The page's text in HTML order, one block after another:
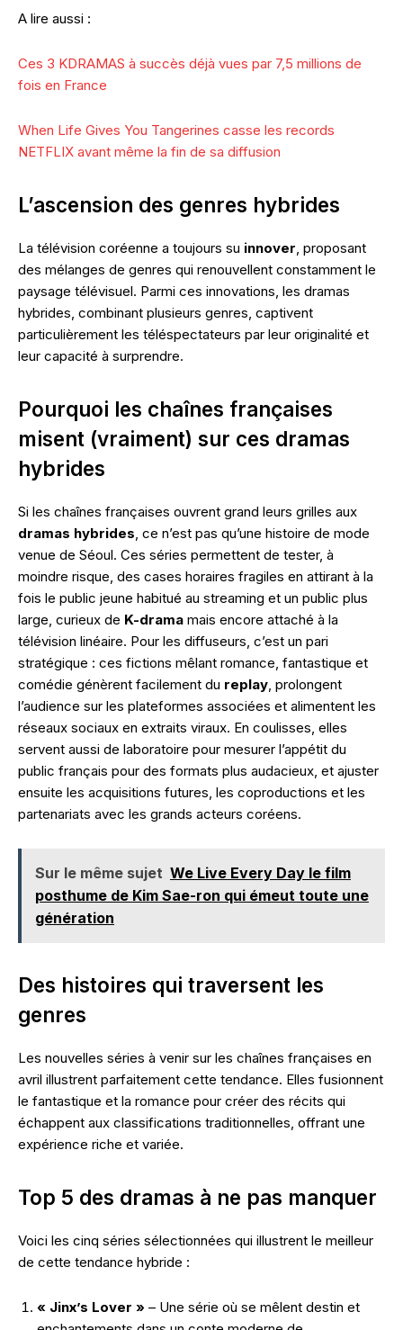
A lire aussi :
Ces 3 KDRAMAS à succès déjà vues par 7,5 millions de
fois en France
When Life Gives You Tangerines casse les records
NETFLIX avant même la fin de sa diffusion
L’ascension des genres hybrides
La télévision coréenne a toujours su innover , proposant
des mélanges de genres qui renouvellent constamment le
paysage télévisuel. Parmi ces innovations, les dramas
hybrides, combinant plusieurs genres, captivent
particulièrement les téléspectateurs par leur originalité et
leur capacité à surprendre.
Pourquoi les chaînes françaises
misent (vraiment) sur ces dramas
hybrides
Si les chaînes françaises ouvrent grand leurs grilles aux
dramas hybrides , ce n’est pas qu’une histoire de mode
venue de Séoul. Ces séries permettent de tester, à
moindre risque, des cases horaires fragiles en attirant à la
fois le public jeune habitué au streaming et un public plus
large, curieux de K-drama mais encore attaché à la
télévision linéaire. Pour les diffuseurs, c’est un pari
stratégique : ces fictions mêlant romance, fantastique et
comédie génèrent facilement du replay , prolongent
l’audience sur les plateformes associées et alimentent les
réseaux sociaux en extraits viraux. En coulisses, elles
servent aussi de laboratoire pour mesurer l’appétit du
public français pour des formats plus audacieux, et ajuster
ensuite les acquisitions futures, les coproductions et les
partenariats avec les grands acteurs coréens.
Sur le même sujet We Live Every Day le film
posthume de Kim Sae-ron qui émeut toute une
génération
Des histoires qui traversent les
genres
Les nouvelles séries à venir sur les chaînes françaises en
avril illustrent parfaitement cette tendance. Elles fusionnent
le fantastique et la romance pour créer des récits qui
échappent aux classifications traditionnelles, offrant une
expérience riche et variée.
Top 5 des dramas à ne pas manquer
Voici les cinq séries sélectionnées qui illustrent le meilleur
de cette tendance hybride :
« Jinx’s Lover » – Une série où se mêlent destin et